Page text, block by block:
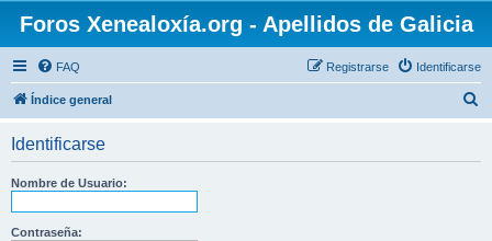
Foros Xenealoxía.org - Apellidos de Galicia
FAQ Identificarse
Registrarse
Índice general
Identificarse
Nombre de Usuario:
Contraseña: